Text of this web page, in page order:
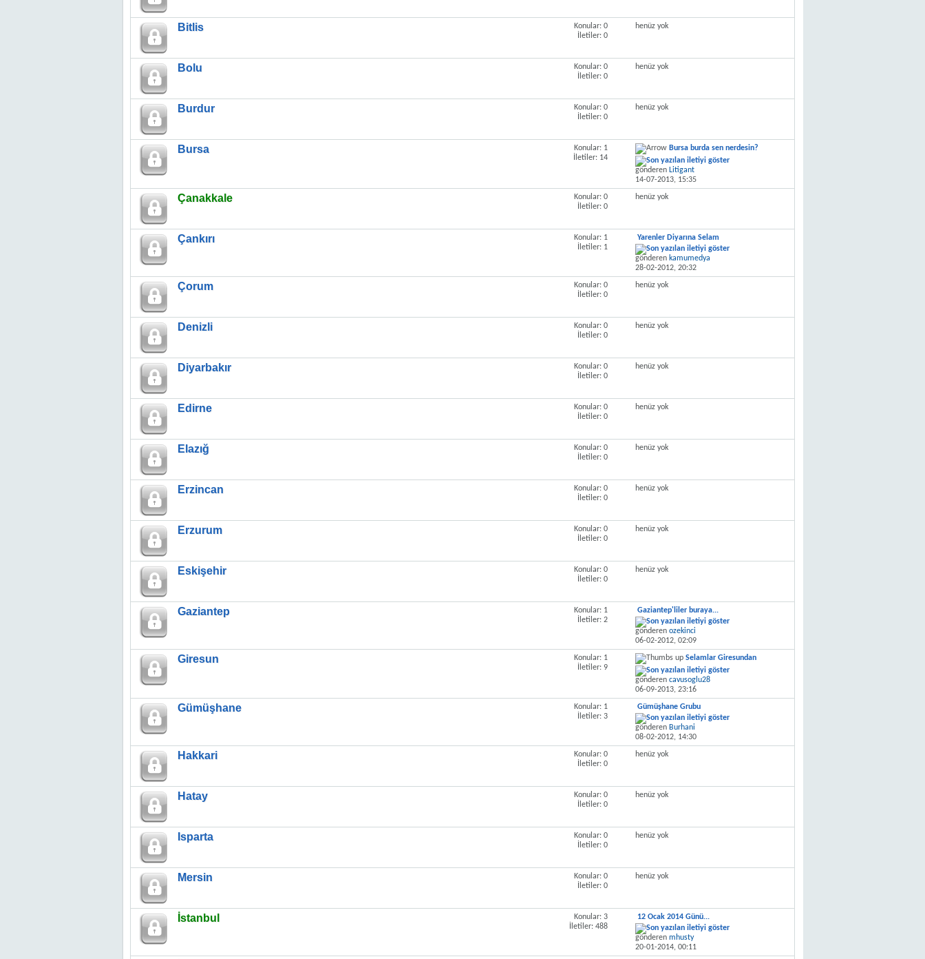
Bitlis
Konular: 0
İletiler: 0
henüz yok
Bolu
Konular: 0
İletiler: 0
henüz yok
Burdur
Konular: 0
İletiler: 0
henüz yok
Bursa
Konular: 1
İletiler: 14
Bursa burda sen nerdesin?
gönderen Litigant
14-07-2013, 15:35
Çanakkale
Konular: 0
İletiler: 0
henüz yok
Çankırı
Konular: 1
İletiler: 1
Yarenler Diyarına Selam
gönderen kamumedya
28-02-2012, 20:32
Çorum
Konular: 0
İletiler: 0
henüz yok
Denizli
Konular: 0
İletiler: 0
henüz yok
Diyarbakır
Konular: 0
İletiler: 0
henüz yok
Edirne
Konular: 0
İletiler: 0
henüz yok
Elazığ
Konular: 0
İletiler: 0
henüz yok
Erzincan
Konular: 0
İletiler: 0
henüz yok
Erzurum
Konular: 0
İletiler: 0
henüz yok
Eskişehir
Konular: 0
İletiler: 0
henüz yok
Gaziantep
Konular: 1
İletiler: 2
Gaziantep'liler buraya...
gönderen ozekinci
06-02-2012, 02:09
Giresun
Konular: 1
İletiler: 9
Selamlar Giresundan
gönderen cavusoglu28
06-09-2013, 23:16
Gümüşhane
Konular: 1
İletiler: 3
Gümüşhane Grubu
gönderen Burhani
08-02-2012, 14:30
Hakkari
Konular: 0
İletiler: 0
henüz yok
Hatay
Konular: 0
İletiler: 0
henüz yok
Isparta
Konular: 0
İletiler: 0
henüz yok
Mersin
Konular: 0
İletiler: 0
henüz yok
İstanbul
Konular: 3
İletiler: 488
12 Ocak 2014 Günü...
gönderen mhusty
20-01-2014, 00:11